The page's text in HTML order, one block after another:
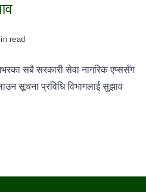
read
सबै सरकारी सेवा नागरिक एप्ससँग
सूचना प्रविधि विभागलाई सुझाव